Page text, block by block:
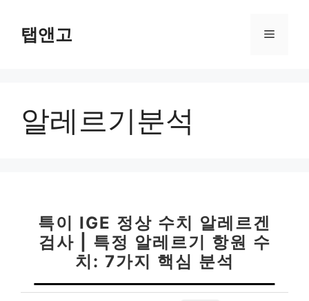
탭앤고 메
알레르기분석
특이 IGE 정상 수치 알레르겐
검사 | 특정 알레르기 항원 수
치: 7가지 핵심 분석